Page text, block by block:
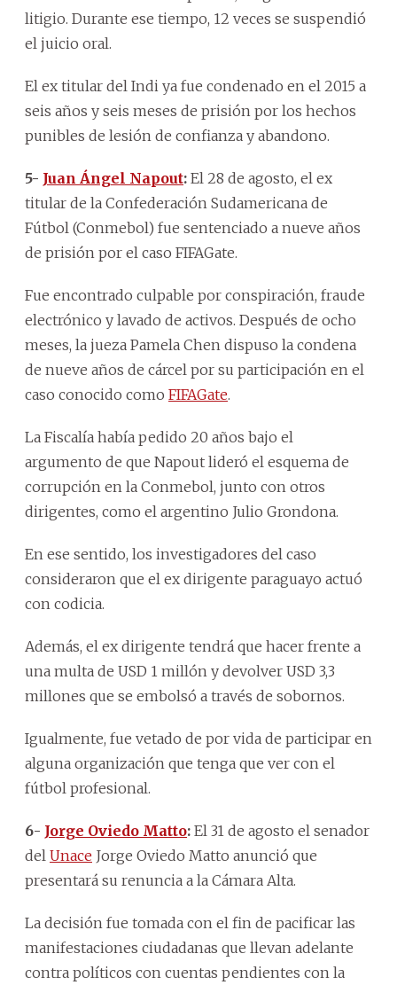
litigio. Durante ese tiempo, 12 veces se suspendió
el juicio oral.
El ex titular del Indi ya fue condenado en el 2015 a
seis años y seis meses de prisión por los hechos
punibles de lesión de confianza y abandono.
5- Juan Ángel Napout: El 28 de agosto, el ex
titular de la Confederación Sudamericana de
Fútbol (Conmebol) fue sentenciado a nueve años
de prisión por el caso FIFAGate.
Fue encontrado culpable por conspiración, fraude
electrónico y lavado de activos. Después de ocho
meses, la jueza Pamela Chen dispuso la condena
de nueve años de cárcel por su participación en el
caso conocido como FIFAGate.
La Fiscalía había pedido 20 años bajo el
argumento de que Napout lideró el esquema de
corrupción en la Conmebol, junto con otros
dirigentes, como el argentino Julio Grondona.
En ese sentido, los investigadores del caso
consideraron que el ex dirigente paraguayo actuó
con codicia.
Además, el ex dirigente tendrá que hacer frente a
una multa de USD 1 millón y devolver USD 3,3
millones que se embolsó a través de sobornos.
Igualmente, fue vetado de por vida de participar en
alguna organización que tenga que ver con el
fútbol profesional.
6- Jorge Oviedo Matto: El 31 de agosto el senador
del Unace Jorge Oviedo Matto anunció que
presentará su renuncia a la Cámara Alta.
La decisión fue tomada con el fin de pacificar las
manifestaciones ciudadanas que llevan adelante
contra políticos con cuentas pendientes con la